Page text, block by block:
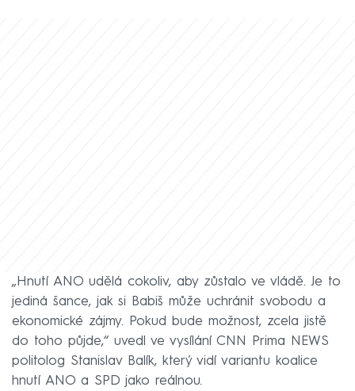
„Hnutí ANO udělá cokoliv, aby zůstalo ve vládě. Je to
jediná šance, jak si Babiš může uchránit svobodu a
ekonomické zájmy. Pokud bude možnost, zcela jistě
do toho půjde,“ uvedl ve vysílání CNN Prima NEWS
politolog Stanislav Balík, který vidí variantu koalice
hnutí ANO a SPD jako reálnou.